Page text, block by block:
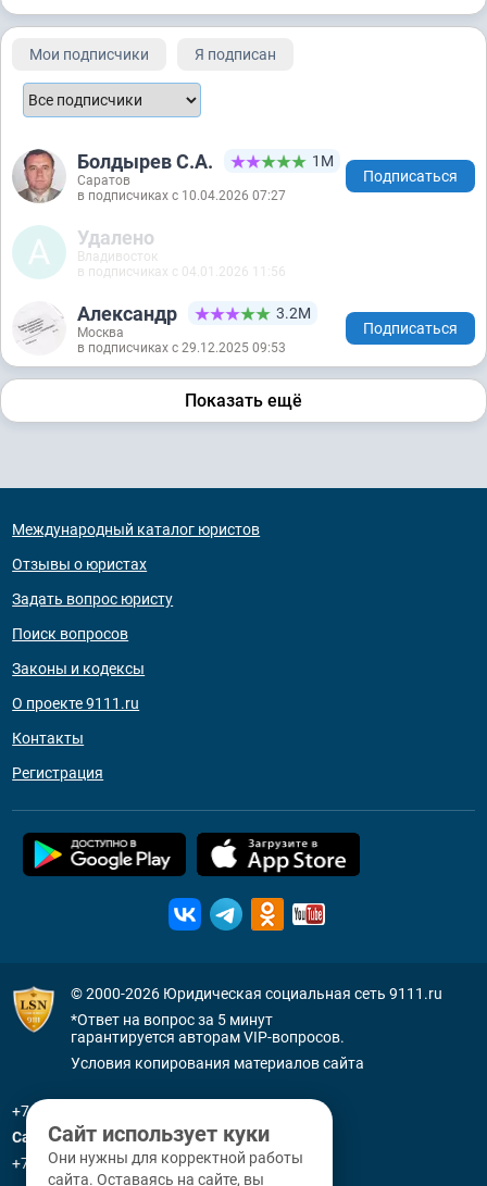
Мои подписчики Я подписан
Болдырев С.А. 1М
Саратов
в подписчиках с 10.04.2026 07:27
Подписаться
Удалено
Владивосток
в подписчиках с 04.01.2026 11:56
Александр 3.2М
Москва
в подписчиках с 29.12.2025 09:53
Подписаться
Показать ещё
Международный каталог юристов
Отзывы о юристах
Задать вопрос юристу
Поиск вопросов
Законы и кодексы
О проекте 9111.ru
Контакты
Регистрация
© 2000-2026 Юридическая социальная сеть 9111.ru
*Ответ на вопрос за 5 минут
гарантируется авторам VIP-вопросов.
Условия копирования материалов сайта
+7 (800) 505-91-11
Санкт-Петербург
+7 (812) 336-92-64
Сайт использует куки
Они нужны для корректной работы
сайта. Оставаясь на сайте, вы